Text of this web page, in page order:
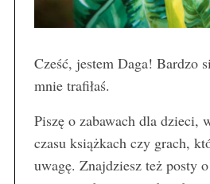
Cześć, jestem Daga! Bardzo
mnie trafiłaś.
Piszę o zabawach dla dzieci,
czasu książkach czy grach,
uwagę. Znajdziesz też posty